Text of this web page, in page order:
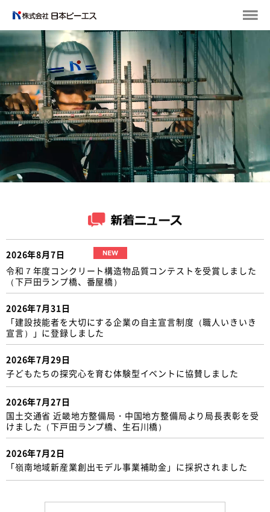
2026年8月7日
令和７年度コンクリート構造物品質コンテストを受賞しました
（下戸田ランプ橋、番屋橋）
2026年7月31日
「建設技能者を大切にする企業の自主宣言制度（職人いきいき
宣言）」に登録しました
2026年7月29日
子どもたちの探究心を育む体験型イベントに協賛しました
2026年7月27日
国土交通省 近畿地方整備局・中国地方整備局より局長表彰を受
けました（下戸田ランプ橋、生石川橋）
2026年7月2日
「嶺南地域新産業創出モデル事業補助金」に採択されました